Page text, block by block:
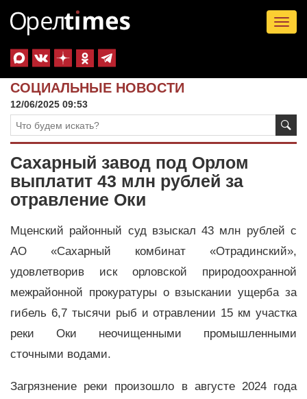
СОЦИАЛЬНЫЕ НОВОСТИ
12/06/2025 09:53
Сахарный завод под Орлом
выплатит 43 млн рублей за
отравление Оки
Мценский районный суд взыскал 43 млн рублей с
АО «Сахарный комбинат «Отрадинский»,
удовлетворив иск орловской природоохранной
межрайонной прокуратуры о взыскании ущерба за
гибель 6,7 тысячи рыб и отравлении 15 км участка
реки Оки неочищенными промышленными
сточными водами.
Загрязнение реки произошло в августе 2024 года